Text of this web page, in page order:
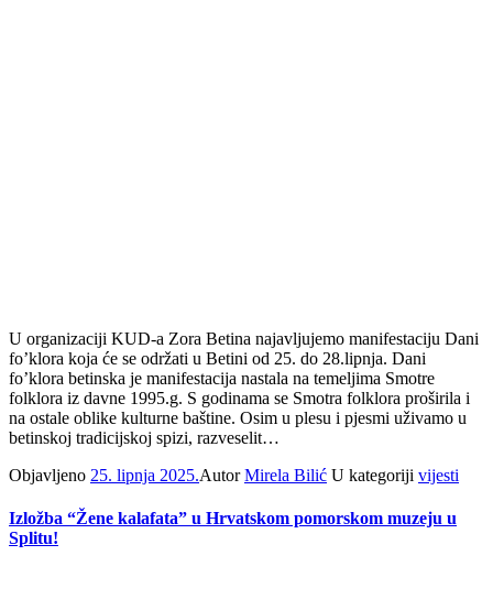
U organizaciji KUD-a Zora Betina najavljujemo manifestaciju Dani
fo’klora koja će se održati u Betini od 25. do 28.lipnja. Dani
fo’klora betinska je manifestacija nastala na temeljima Smotre
folklora iz davne 1995.g. S godinama se Smotra folklora proširila i
na ostale oblike kulturne baštine. Osim u plesu i pjesmi uživamo u
betinskoj tradicijskoj spizi, razveselit…
Objavljeno 25. lipnja 2025.AutorMirela Bilić U kategoriji vijesti
Izložba “Žene kalafata” u Hrvatskom pomorskom muzeju u
Splitu!